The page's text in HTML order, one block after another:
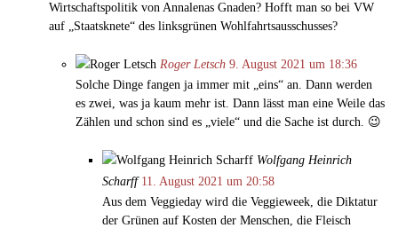
Wirtschaftspolitik von Annalenas Gnaden? Hofft man so bei VW
auf „Staatsknete“ des linksgrünen Wohlfahrtsausschusses?
Roger Letsch 9. August 2021 um 18:36
Solche Dinge fangen ja immer mit „eins“ an. Dann werden
es zwei, was ja kaum mehr ist. Dann lässt man eine Weile das
Zählen und schon sind es „viele“ und die Sache ist durch. 😉
Wolfgang Heinrich
Scharff 11. August 2021 um 20:58
Aus dem Veggieday wird die Veggieweek, die Diktatur
der Grünen auf Kosten der Menschen, die Fleisch